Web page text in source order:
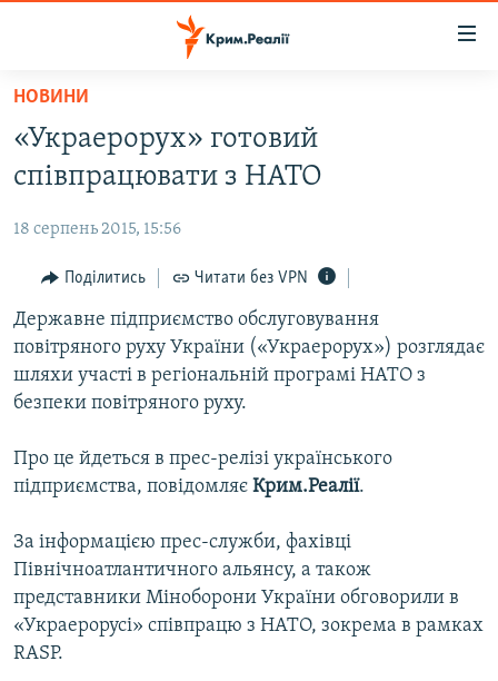
Перейти
основного
матеріалу
до
навігації
Перейти
до
пошуку
ВОДА.КРИМ
ВІДЕО ТА ФОТО
ПОЛІТИКА
БЛОГИ
ПОГЛЯД
ІНТЕРВ'Ю
ВСЕ ЗА ДЕНЬ
ДЕПОРТАЦІЯ
СВІДЧЕННЯ ОКУПАЦІЇ
УКРАЇНСЬКА ПРОБЛЕМА КРИМУ
ІНФОГРАФІКА
ЯК ОБІЙТИ БЛОКУВАННЯ
Русский
Qırımtatar
ДОЛУЧАЙСЯ!
НОВИНИ
«Украерорух» готовий
співпрацювати з НАТО
18 серпень 2015, 15:56
Поділитись Читати без VPN
Державне підприємство обслуговування
повітряного руху України («Украерорух») розглядає
шляхи участі в регіональній програмі НАТО з
безпеки повітряного руху.
Про це йдеться в прес-релізі українського
підприємства, повідомляє Крим.Реалії.
За інформацією прес-служби, фахівці
Північноатлантичного альянсу, а також
представники Міноборони України обговорили в
«Украерорусі» співпрацю з НАТО, зокрема в рамках
RASP.